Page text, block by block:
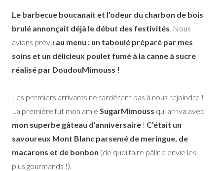
Le barbecue boucanait et l’odeur du charbon de bois
brulé annonçait déjà le début des festivités . Nous
avions prévu au menu : un taboulé préparé par mes
soins et un délicieux poulet fumé à la canne à sucre
réalisé par DoudouMimouss !
Les premiers arrivants ne tardèrent pas à nous rejoindre !
La première fut mon amie SugarMimouss qui arriva avec
mon superbe gâteau d’anniversaire ! C’était un
savoureux Mont Blanc parsemé de meringue, de
macarons et de bonbon (de quoi faire pâlir d’envie les
plus gourmands !).